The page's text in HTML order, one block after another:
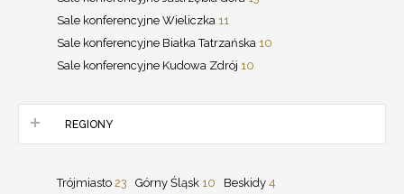
Sale konferencyjne Wieliczka 11
Sale konferencyjne Białka Tatrzańska 10
Sale konferencyjne Kudowa Zdrój 10
REGIONY
Trójmiasto 23 Górny Śląsk 10 Beskidy 4